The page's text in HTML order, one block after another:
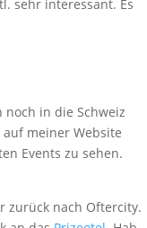
sehr interessant. Es
noch in die Schweiz
meiner Website
Events zu sehen.
zurück nach Oftercity.